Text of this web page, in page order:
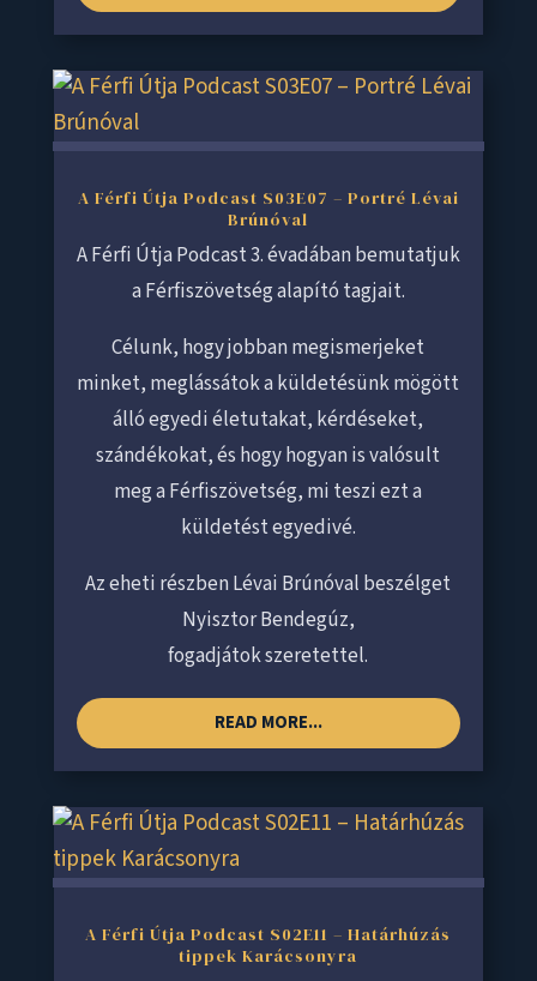
A Férfi Útja Podcast S03E07 – Portré Lévai
Brúnóval
A Férfi Útja Podcast 3. évadában bemutatjuk
a Férfiszövetség alapító tagjait.
Célunk, hogy jobban megismerjeket
minket, meglássátok a küldetésünk mögött
álló egyedi életutakat, kérdéseket,
szándékokat, és hogy hogyan is valósult
meg a Férfiszövetség, mi teszi ezt a
küldetést egyedivé.
Az eheti részben Lévai Brúnóval beszélget
Nyisztor Bendegúz,
fogadjátok szeretettel.
READ MORE...
A Férfi Útja Podcast S02E11 – Határhúzás
tippek Karácsonyra